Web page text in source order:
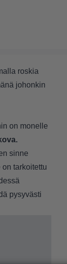
roskia
johonkin
on monelle
sinne
tarkoitettu
pysyvästi